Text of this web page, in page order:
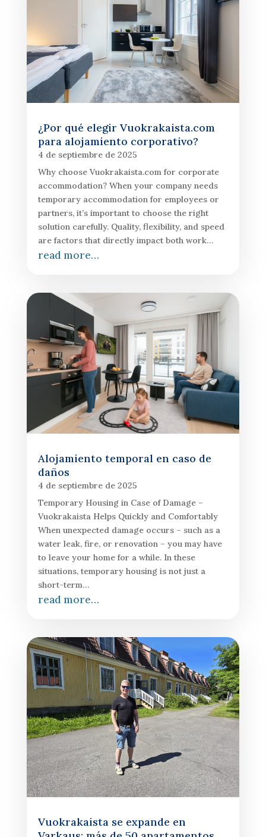
¿Por qué elegir Vuokrakaista.com
para alojamiento corporativo?
4 de septiembre de 2025
Why choose Vuokrakaista.com for corporate
accommodation? When your company needs
temporary accommodation for employees or
partners, it’s important to choose the right
solution carefully. Quality, flexibility, and speed
are factors that directly impact both work…
read more…
Alojamiento temporal en caso de
daños
4 de septiembre de 2025
Temporary Housing in Case of Damage –
Vuokrakaista Helps Quickly and Comfortably
When unexpected damage occurs – such as a
water leak, fire, or renovation – you may have
to leave your home for a while. In these
situations, temporary housing is not just a
short-term…
read more…
Vuokrakaista se expande en